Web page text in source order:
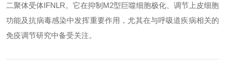
二聚体受体IFNLR。它在抑制M2型巨噬细胞极化、调节上皮细胞
功能及抗病毒感染中发挥重要作用，尤其在与呼吸道疾病相关的
免疫调节研究中备受关注。